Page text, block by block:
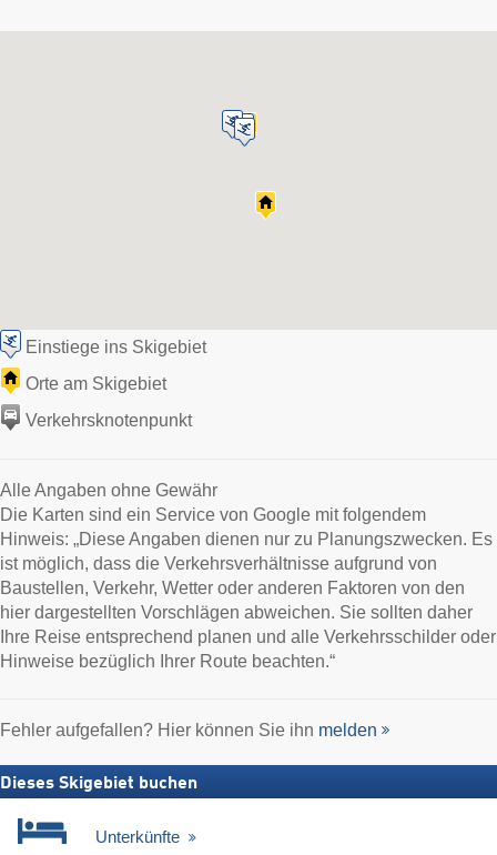
Einstiege ins Skigebiet
Orte am Skigebiet
Verkehrsknotenpunkt
Alle Angaben ohne Gewähr
Die Karten sind ein Service von Google mit folgendem
Hinweis: „Diese Angaben dienen nur zu Planungszwecken. Es
ist möglich, dass die Verkehrsverhältnisse aufgrund von
Baustellen, Verkehr, Wetter oder anderen Faktoren von den
hier dargestellten Vorschlägen abweichen. Sie sollten daher
Ihre Reise entsprechend planen und alle Verkehrsschilder oder
Hinweise bezüglich Ihrer Route beachten.“
Fehler aufgefallen? Hier können Sie ihn melden
Dieses Skigebiet buchen
Unterkünfte